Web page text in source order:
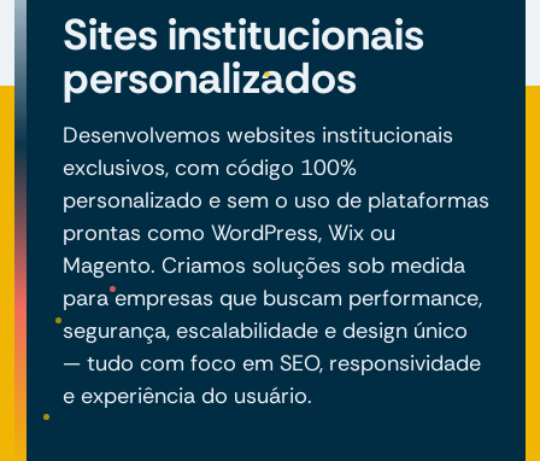
Sites institucionais
personalizados
Desenvolvemos websites institucionais
exclusivos, com código 100%
personalizado e sem o uso de plataformas
prontas como WordPress, Wix ou
Magento. Criamos soluções sob medida
para empresas que buscam performance,
segurança, escalabilidade e design único
— tudo com foco em SEO, responsividade
e experiência do usuário.